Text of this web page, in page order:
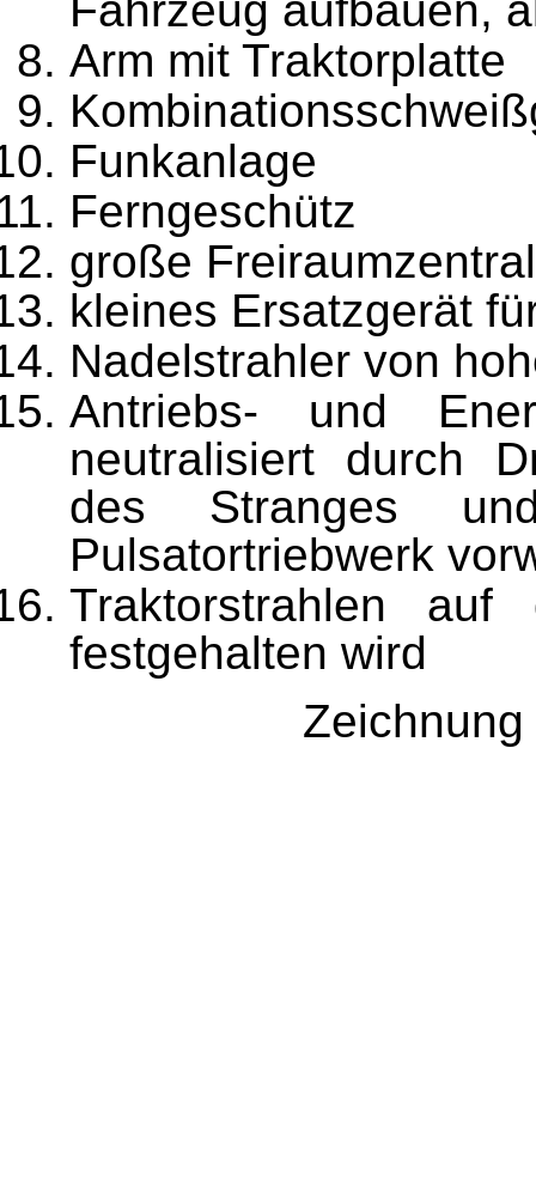
Arm mit Traktorplatte
Funkanlage
Ferngeschütz
große
kleines Ersatzgerät
Nadelstrahler von
Antriebs- und
neutralisiert durch
des Stranges
Pulsatortriebwerk
Traktorstrahlen
festgehalten wird